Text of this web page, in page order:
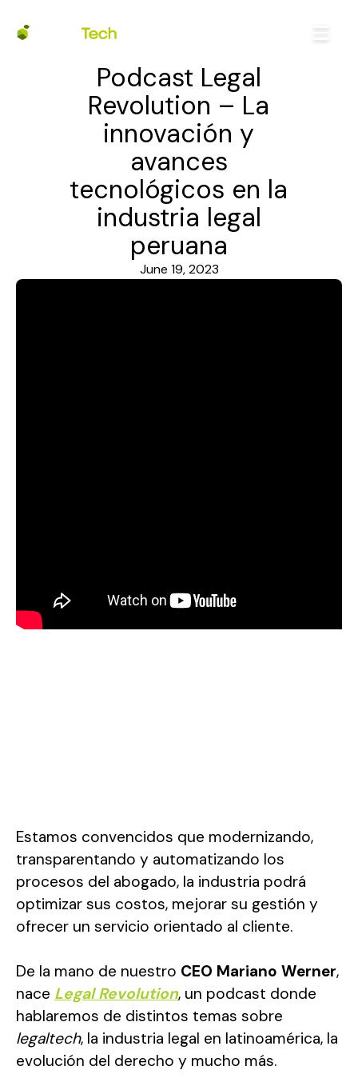
Podcast Legal
Revolution – La
innovación y
avances
tecnológicos en la
industria legal
peruana
June 19, 2023
Estamos convencidos que modernizando,
transparentando y automatizando los
procesos del abogado, la industria podrá
optimizar sus costos, mejorar su gestión y
ofrecer un servicio orientado al cliente.
De la mano de nuestro CEO Mariano Werner,
nace Legal Revolution, un podcast donde
hablaremos de distintos temas sobre
legaltech, la industria legal en latinoamérica, la
evolución del derecho y mucho más.